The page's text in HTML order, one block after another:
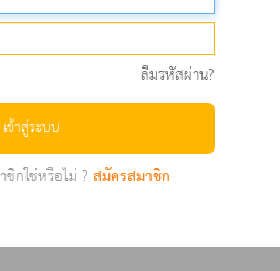
ลืมรหัสผ่าน?
เข้าสู่ระบบ
กใช่หรือไม่ ?สมัครสมาชิก